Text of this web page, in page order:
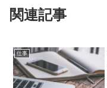
関連記事
仕事